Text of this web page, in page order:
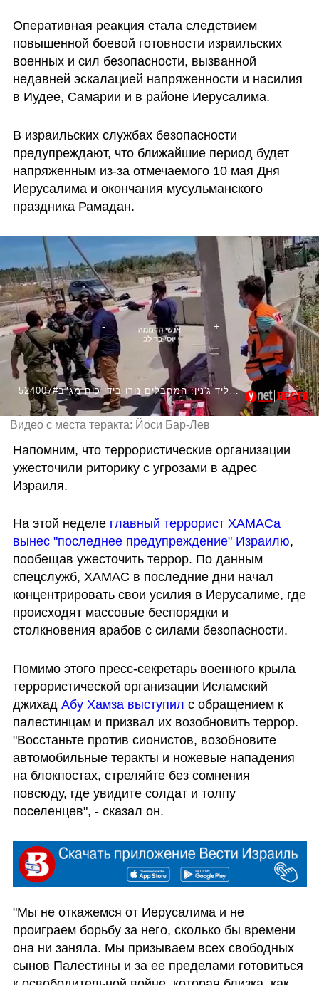
Оперативная реакция стала следствием
повышенной боевой готовности израильских
военных и сил безопасности, вызванной
недавней эскалацией напряженности и насилия
в Иудее, Самарии и в районе Иерусалима.
В израильских службах безопасности
предупреждают, что ближайшие период будет
напряженным из-за отмечаемого 10 мая Дня
Иерусалима и окончания мусульманского
праздника Рамадан.
524007#ניסיון פיגוע ירי במעבר סאלם ליד ג'נין: המחבלים נורו בידי כוח מג"ב
Видео с места теракта: Йоси Бар-Лев
Напомним, что террористические организации
ужесточили риторику с угрозами в адрес
Израиля.
На этой неделе главный террорист ХАМАСа
вынес "последнее предупреждение" Израилю,
пообещав ужесточить террор. По данным
спецслужб, ХАМАС в последние дни начал
концентрировать свои усилия в Иерусалиме, где
происходят
столкновения арабов с силами безопасности.
Помимо этого пресс-секретарь военного крыла
террористической организации Исламский
джихад Абу Хамза выступил с обращением к
палестинцам и призвал их возобновить террор.
"Восстаньте против сионистов, возобновите
автомобильные теракты и ножевые нападения
на блокпостах, стреляйте без сомнения
повсюду, где увидите солдат и толпу
поселенцев", - сказал он.
"Мы не откажемся от Иерусалима и не
проиграем борьбу за него, сколько бы времени
она ни заняла. Мы призываем всех свободных
сынов Палестины и за ее пределами готовиться